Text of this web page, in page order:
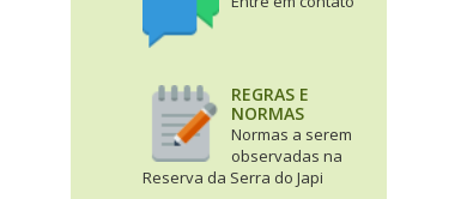
REGRAS E
NORMAS
Normas a serem
observadas na
Reserva da Serra do Japi